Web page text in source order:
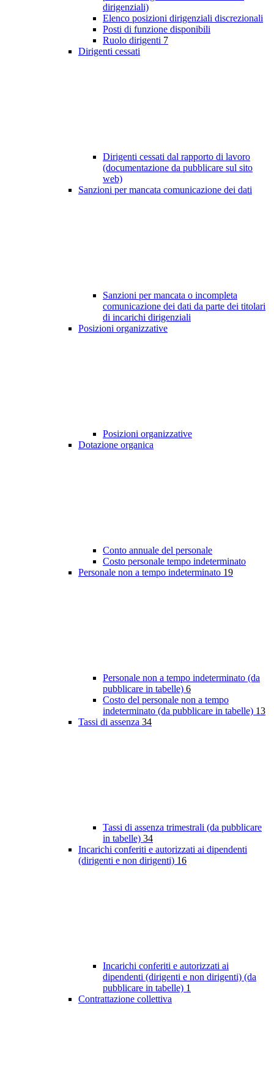
dirigenziali)
Elenco posizioni dirigenziali discrezionali
Posti di funzione disponibili
Ruolo dirigenti 7
Dirigenti cessati
Dirigenti cessati dal rapporto di lavoro
(documentazione da pubblicare sul sito
web)
Sanzioni per mancata comunicazione dei dati
Sanzioni per mancata o incompleta
comunicazione dei dati da parte dei titolari
di incarichi dirigenziali
Posizioni organizzative
Posizioni organizzative
Dotazione organica
Conto annuale del personale
Costo personale tempo indeterminato
Personale non a tempo indeterminato 19
Personale non a tempo indeterminato (da
pubblicare in tabelle) 6
Costo del personale non a tempo
indeterminato (da pubblicare in tabelle) 13
Tassi di assenza 34
Tassi di assenza trimestrali (da pubblicare
in tabelle) 34
Incarichi conferiti e autorizzati ai dipendenti
(dirigenti e non dirigenti) 16
Incarichi conferiti e autorizzati ai
dipendenti (dirigenti e non dirigenti) (da
pubblicare in tabelle) 1
Contrattazione collettiva